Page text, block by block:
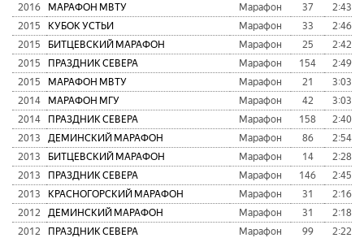
2016
МАРАФОН МВТУ Марафон 37
2015
КУБОК УСТЬИ Марафон 33
2015
БИТЦЕВСКИЙ МАРАФОН Марафон 25
2015
ПРАЗДНИК СЕВЕРА Марафон 154
2015
МАРАФОН МВТУ Марафон 21
2014
МАРАФОН МГУ Марафон 42
2014
ПРАЗДНИК СЕВЕРА Марафон 158
2013
ДЕМИНСКИЙ МАРАФОН Марафон 86
2013
БИТЦЕВСКИЙ МАРАФОН Марафон 14
2013
ПРАЗДНИК СЕВЕРА Марафон 146
2013
КРАСНОГОРСКИЙ МАРАФОН Марафон 31
2012
ДЕМИНСКИЙ МАРАФОН Марафон 31
2012
ПРАЗДНИК СЕВЕРА Марафон 99